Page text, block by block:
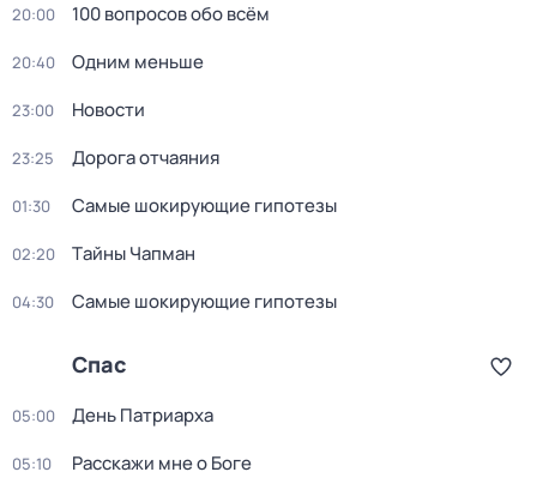
20:00 100 вопросов обо всём
20:40 Одним меньше
23:00 Новости
23:25 Дорога отчаяния
01:30 Самые шoкиpующие гипотезы
02:20 Тaйны Чапман
04:30 Самые шoкиpующие гипотезы
Спас
05:00 День Патриарха
05:10 Расскажи мне о Боге